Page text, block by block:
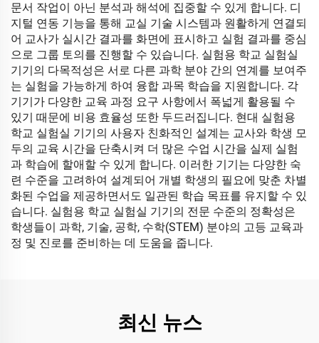
문서 작업이 아닌 분석과 해석에 집중할 수 있게 합니다. 디
지털 연동 기능을 통해 교실 기술 시스템과 원활하게 연결되
어 교사가 실시간 결과를 화면에 표시하고 실험 결과를 중심
으로 그룹 토의를 진행할 수 있습니다. 실험용 학교 실험실
기기의 다목적성은 서로 다른 과학 분야 간의 연계를 보여주
는 실험을 가능하게 하여 융합 과목 학습을 지원합니다. 각
기기가 다양한 교육 과정 요구 사항에서 폭넓게 활용될 수
있기 때문에 비용 효율성 또한 두드러집니다. 현대 실험용
학교 실험실 기기의 사용자 친화적인 설계는 교사와 학생 모
두의 교육 시간을 단축시켜 더 많은 수업 시간을 실제 실험
과 학습에 할애할 수 있게 합니다. 이러한 기기는 다양한 숙
련 수준을 고려하여 설계되어 개별 학생의 필요에 맞춘 차별
화된 수업을 제공하면서도 일관된 학습 목표를 유지할 수 있
습니다. 실험용 학교 실험실 기기의 전문 수준의 정확성은
학생들이 과학, 기술, 공학, 수학(STEM) 분야의 고등 교육과
정 및 진로를 준비하는 데 도움을 줍니다.
최신 뉴스